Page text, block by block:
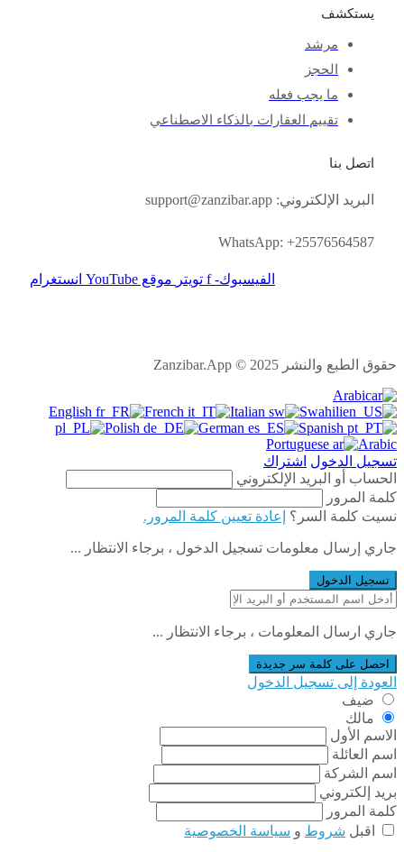
يستكشف
مرشد
الحجز
ما يجب فعله
تقييم العقارات بالذكاء الاصطناعي
اتصل بنا
البريد الإلكتروني: support@zanzibar.app
WhatsApp: +25576564587
الفيسبوك- f تويتر موقع YouTube انستغرام
حقوق الطبع والنشر 2025 © Zanzibar.App
Arabic
English
French Italian
Swahili
Polish
German
Spanish
Portuguese
Arabic
تسجيل الدخول اشتراك
الحساب أو البريد الإلكتروني
كلمة المرور
نسيت كلمة السر؟
إعادة تعيين كلمة المرور.
جاري إرسال معلومات تسجيل الدخول ، برجاء الانتظار ...
تسجيل الدخول
جاري ارسال المعلومات ، برجاء الانتظار ...
احصل على كلمة سر جديدة
العودة إلى تسجيل الدخول
ضيف
مالك
الاسم الأول
اسم العائلة
اسم الشركة
بريد إلكتروني
كلمة المرور
اقبل شروط و سياسة الخصوصية